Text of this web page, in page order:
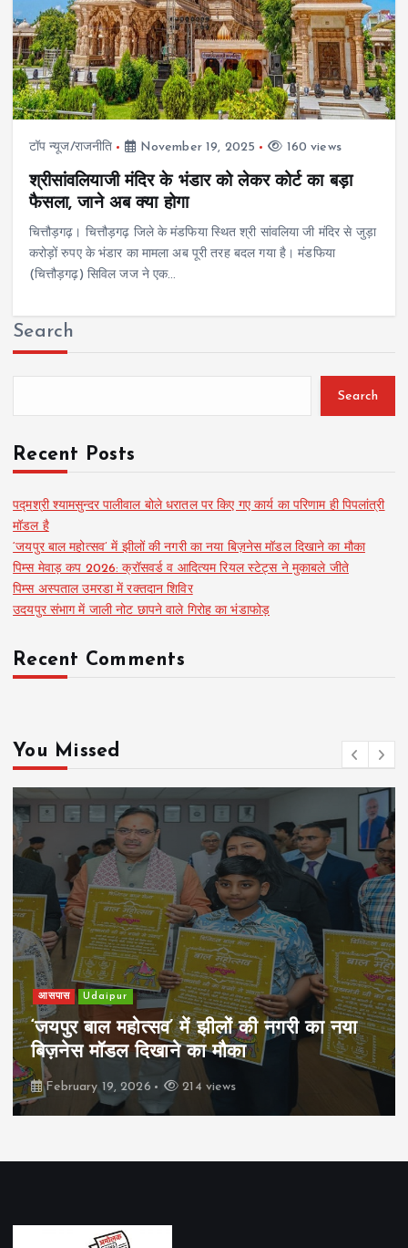
टॉप न्यूज/राजनीति November 19, 2025 160 views
श्रीसांवलियाजी मंदिर के भंडार को लेकर कोर्ट का बड़ा
फैसला, जाने अब क्या होगा
चित्तौड़गढ़। चित्तौड़गढ़ जिले के मंडफिया स्थित श्री सांवलिया जी मंदिर से जुड़ा
करोड़ों रुपए के भंडार का मामला अब पूरी तरह बदल गया है। मंडफिया
(चित्तौड़गढ़) सिविल जज ने एक…
Search
Search
Recent Posts
पद्मश्री श्यामसुन्दर पालीवाल बोले धरातल पर किए गए कार्य का परिणाम ही पिपलांत्री
मॉडल है
‘जयपुर बाल महोत्सव’ में झीलों की नगरी का नया बिज़नेस मॉडल दिखाने का मौका
पिम्स मेवाड़ कप 2026: क्रॉसवर्ड व आदित्यम रियल स्टेट्स ने मुकाबले जीते
पिम्स अस्पताल उमरडा में रक्तदान शिविर
उदयपुर संभाग में जाली नोट छापने वाले गिरोह का भंडाफोड़
Recent Comments
You Missed
आसपास Udaipur
‘जयपुर बाल महोत्सव’ में झीलों की नगरी का नया
बिज़नेस मॉडल दिखाने का मौका
February 19, 2026 214 views